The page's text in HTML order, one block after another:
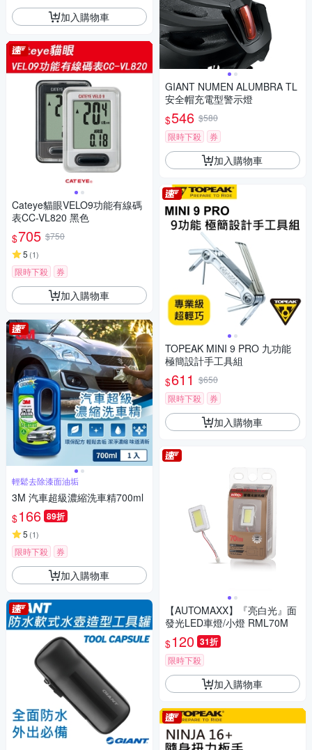
加入購物車
Cateye貓眼VELO9功能有線碼
表CC-VL820 黑色
$705 $750
5 (1)
限時下殺 券
加入購物車
輕鬆去除漆面油垢
3M 汽車超級濃縮洗車精700ml
$166 89折
5 (1)
限時下殺 券
加入購物車
GIANT NUMEN ALUMBRA TL
安全帽充電型警示燈
$546 $580
限時下殺
券
加入購物車
TOPEAK MINI 9 PRO 九功能
極簡設計手工具組
$611 $650
限時下殺
券
加入購物車
【AUTOMAXX】『亮白光』面
發光LED車燈/小燈 RML70M
$120 31折
限時下殺
加入購物車